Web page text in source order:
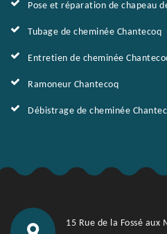
Pose et réparation de chapeau
Tubage de cheminée Chantecoq
Entretien de cheminée
Ramoneur Chantecoq
Débistrage de cheminée
15 Rue de la Fossé aux